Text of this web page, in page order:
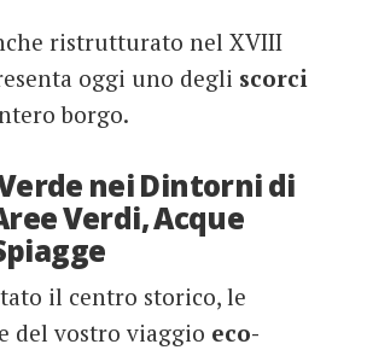
ristrutturato nel XVIII
oggi uno degli scorci
borgo.
nei Dintorni di
Verdi, Acque
il centro storico, le
del vostro viaggio eco-